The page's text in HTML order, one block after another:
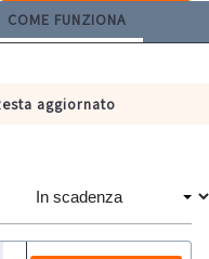
COME FUNZIONA
resta aggiornato